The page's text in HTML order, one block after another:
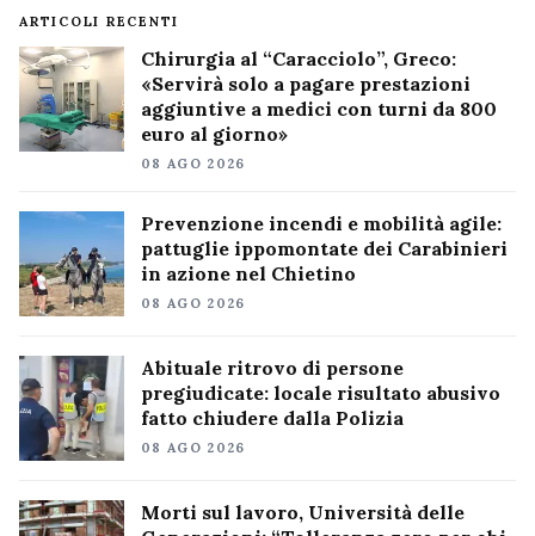
ARTICOLI RECENTI
Chirurgia al “Caracciolo”, Greco:
«Servirà solo a pagare prestazioni
aggiuntive a medici con turni da 800
euro al giorno»
08 AGO 2026
Prevenzione incendi e mobilità agile:
pattuglie ippomontate dei Carabinieri
in azione nel Chietino
08 AGO 2026
Abituale ritrovo di persone
pregiudicate: locale risultato abusivo
fatto chiudere dalla Polizia
08 AGO 2026
Morti sul lavoro, Università delle